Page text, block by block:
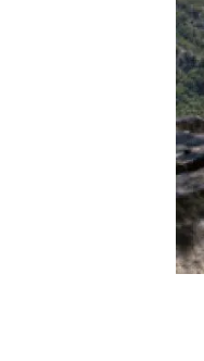
NOTICIAS Y
Eventos
Cambio global
Funcionamiento